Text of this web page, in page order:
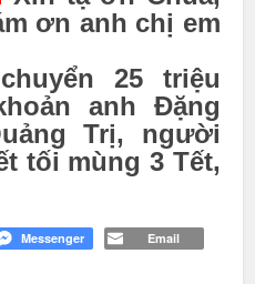
ơn anh chị em
25 triệu
anh Đặng
Trị, người
tối mùng 3 Tết,
Messenger Email